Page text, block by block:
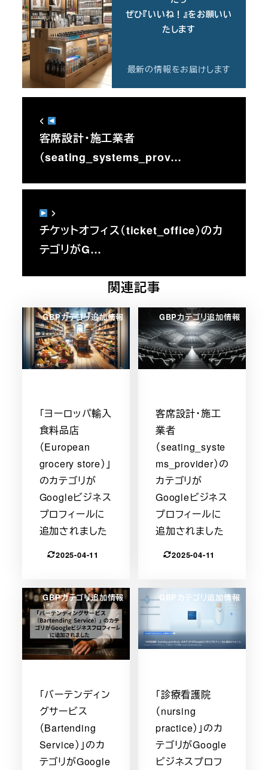
ぜひ『いいね！』をお願いい
たします
最新の情報をお届けします
客席設計・施工業者
（seating_systems_prov…
チケットオフィス（ticket_office）のカ
テゴリがG…
関連記事
GBPカテゴリ追加情報
「ヨーロッパ輸入
食料品店
（European
grocery store）」
のカテゴリが
Googleビジネス
プロフィールに
追加されました
2025-04-11
GBPカテゴリ追加情報
客席設計・施工
業者
（seating_syste
ms_provider）の
カテゴリが
Googleビジネス
プロフィールに
追加されました
2025-04-11
GBPカテゴリ追加情報
「バーテンディン
グサービス
（Bartending
Service）」のカ
テゴリがGoogle
GBPカテゴリ追加情報
「診療看護院
（nursing
practice）」のカ
テゴリがGoogle
ビジネスプロフ